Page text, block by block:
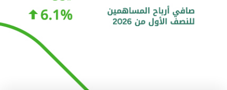
"برامج العملاء"